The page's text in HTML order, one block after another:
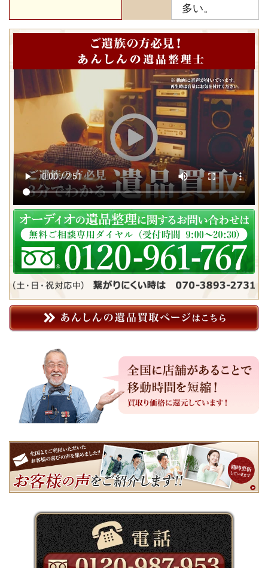
多い。